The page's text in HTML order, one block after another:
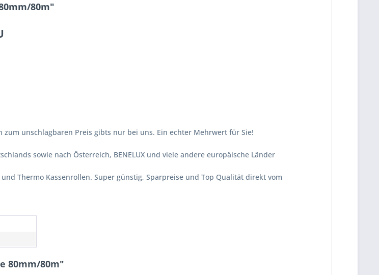
80m"
zum unschlagbaren Preis gibts nur bei uns. Ein echter Mehrwert für Sie!
sowie nach Österreich, BENELUX und viele andere europäische Länder
Thermo Kassenrollen. Super günstig, Sparpreise und Top Qualität direkt vom
80mm/80m"